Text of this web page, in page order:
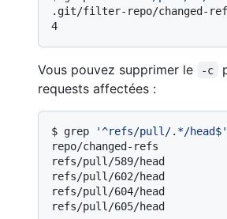
.git/filter-repo/changed-
Vous pouvez supprimer le -c
requests affectées :
$ grep '^refs/pull/.*/head$'
repo/changed-refs
refs/pull/589/head
refs/pull/602/head
refs/pull/604/head